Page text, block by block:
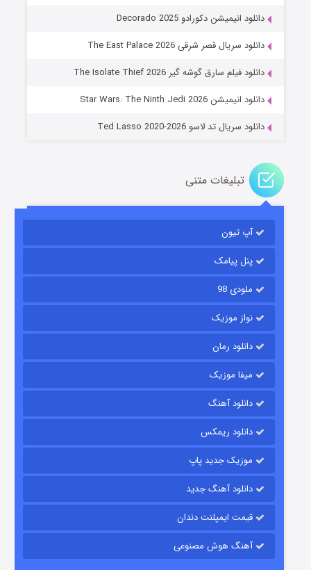
جادوگری در مغولستان
قسمت۱۴ (زیرنویس) منتشر شد
قسمت
دانلود انیمیشن دکورادو Decorado 2025
دانلود سریال قصر شرقی The East Palace 2026
دانلود فیلم سارق گوشه گیر The Isolate Thief 2026
دانلود انیمیشن Star Wars: The Ninth Jedi 2026
دانلود سریال تد لاسو Ted Lasso 2020-2026
تبلیغات متنی
آپ تیون
پنل پیامک
ملودی 98
نواز موزیک
دانلود رمان
میفا موزیک
دانلود آهنگ
دانلود ریمکس
موزیک جدید پاپ
دانلود آهنگ جدید
قیمت ایمپلنت دندان
آهنگ هوش مصنوعی